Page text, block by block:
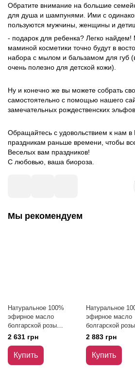
Обратите внимание на большие
для душа и шампунями. Ими с
пользуются мужчины, женщины и
- подарок для ребенка? Легко найдем!
маминой косметики точно будут в
набора с мылом и бальзамом для губ
очень полезно для детской кожи).
Ну и конечно же вы можете собрать
самостоятельно с помощью нашего
замечательных рождественских
Обращайтесь с удовольствием к нам в
праздникам раньше времени, чтобы
Веселых вам праздников!
С любовью, ваша биороза.
Мы рекомендуем
Натуральное 100%
эфирное масло
болгарской розы
"Regina Roses"
BioFresh 1,2 мл
2 631 грн
Купить
Натуральное
эфирное масло
болгарской
мускале
Karlovo 1 грамм
2 883 грн
Купить